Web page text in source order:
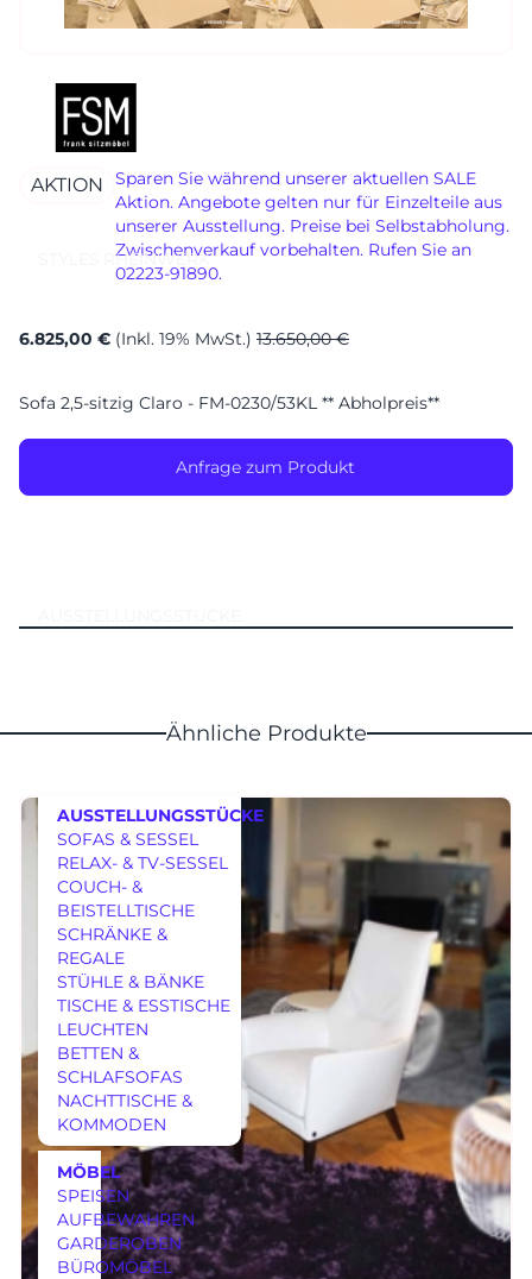
RHEINWERK
AUSSTELLUNGSSTÜCKE
SOFAS & SESSEL
RELAX- & TV-SESSEL
COUCH- &
BEISTELLTISCHE
SCHRÄNKE &
REGALE
STÜHLE & BÄNKE
TISCHE & ESSTISCHE
LEUCHTEN
BETTEN &
SCHLAFSOFAS
NACHTTISCHE &
KOMMODEN
MÖBEL
MÖBEL
SPEISEN
AUFBEWAHREN
GARDEROBEN
BÜROMÖBEL
AKTION
Sparen Sie während unserer aktuellen SALE
Aktion. Angebote gelten nur für Einzelteile aus
unserer Ausstellung. Preise bei Selbstabholung.
Zwischenverkauf vorbehalten. Rufen Sie an
02223-91890.
6.825,00 € (Inkl. 19% MwSt.) 13.650,00 €
Sofa 2,5-sitzig Claro - FM-0230/53KL ** Abholpreis**
Anfrage zum Produkt
Ähnliche Produkte
Sa. 10-17 Uhr
Montag geschlossen